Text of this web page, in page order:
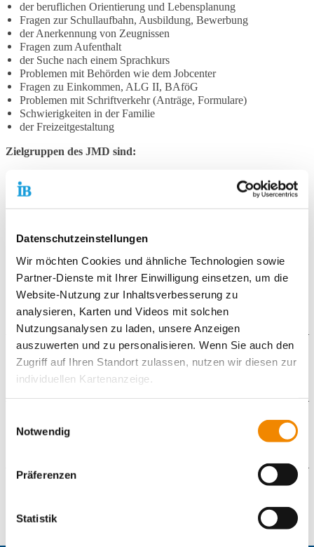
Datenschutzeinstellungen
Wir möchten Cookies und ähnliche Technologien sowie
Partner-Dienste mit Ihrer Einwilligung einsetzen, um die
Website-Nutzung zur Inhaltsverbesserung zu
analysieren, Karten und Videos mit solchen
Nutzungsanalysen zu laden, unsere Anzeigen
auszuwerten und zu personalisieren. Wenn Sie auch den
Zugriff auf Ihren Standort zulassen, nutzen wir diesen zur
individuellen Kartenanzeige.
unsere Partner Daten wie Ihre IP-Adresse und
verarbeiten diese zusammen mit Daten von anderen
Websites. Die Partner erkennen mitunter auch, wenn Sie
zum Website-Besuch verschiedene Geräte verwenden,
kann die Datenübertragung in Drittländer (insb. die USA)
nicht ausgeschlossen werden. Dort ist kein der EU
Notwendig
Präferenzen
Statistik
der beruflichen Orientierung und Lebensplanung
Fragen zur Schullaufbahn, Ausbildung, Bewerbung
der Anerkennung von Zeugnissen
Fragen zum Aufenthalt
der Suche nach einem Sprachkurs
Problemen mit Behörden wie dem Jobcenter
Fragen zu Einkommen, ALG II, BAföG
Problemen mit Schriftverkehr (Anträge, Formulare)
Schwierigkeiten in der Familie
der Freizeitgestaltung
Zielgruppen des JMD sind:
27 Jahren mit Migrationsgeschichte
Betriebe, Verbände, Kultur- und Bildungseinrichtungen,
Migrantenselbstorganisationen, Religionsgemeinschaften etc.)
Die Arbeit des JMD wird gefördert durch das Bundesministerium
für Familie, Senioren, Frauen und Jugend (BMFSFJ).
Downloads
IB_JuHiMi_Bericht_JMD_2019.pdf
Galerie
) gekennzeichneten Felder sind